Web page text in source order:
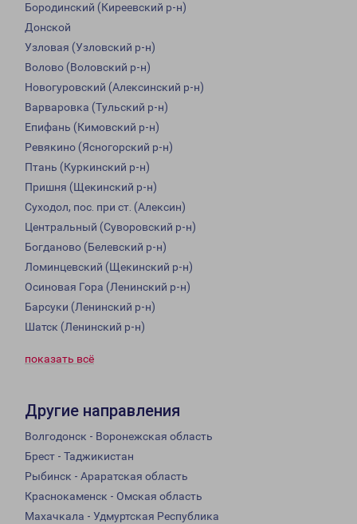
Бородинский (Киреевский р-н)
Донской
Узловая (Узловский р-н)
Волово (Воловский р-н)
Новогуровский (Алексинский р-н)
Варваровка (Тульский р-н)
Епифань (Кимовский р-н)
Ревякино (Ясногорский р-н)
Птань (Куркинский р-н)
Пришня (Щекинский р-н)
Суходол, пос. при ст. (Алексин)
Центральный (Суворовский р-н)
Богданово (Белевский р-н)
Ломинцевский (Щекинский р-н)
Осиновая Гора (Ленинский р-н)
Барсуки (Ленинский р-н)
Шатск (Ленинский р-н)
показать всё
Другие направления
Волгодонск - Воронежская область
Брест - Таджикистан
Рыбинск - Араратская область
Краснокаменск - Омская область
Махачкала - Удмуртская Республика